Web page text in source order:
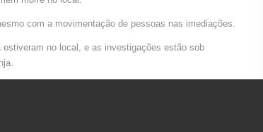
com a movimentação de pessoas nas imediações.
no local, e as investigações estão sob